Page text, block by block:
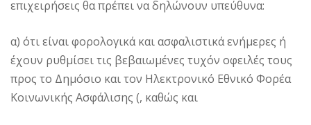
επιχειρήσεις θα πρέπει να δηλώνουν υπεύθυνα:
α) ότι είναι φορολογικά και ασφαλιστικά ενήμερες ή
έχουν ρυθμίσει τις βεβαιωμένες τυχόν οφειλές τους
προς το Δημόσιο και τον Ηλεκτρονικό Εθνικό Φορέα
Κοινωνικής Ασφάλισης (, καθώς και